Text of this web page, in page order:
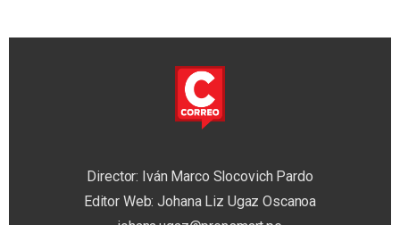
Director: Iván Marco Slocovich Pardo
Editor Web: Johana Liz Ugaz Oscanoa